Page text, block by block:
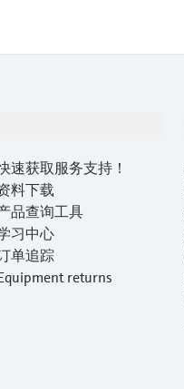
速获取服务支持！
料下载
品查询工具
习中心
单追踪
returns